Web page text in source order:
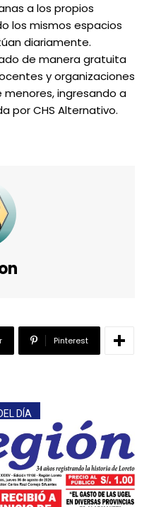
a los propios
los mismos espacios
diariamente.
de manera gratuita
y organizaciones
ingresando a
por CHS Alternativo.
Pinterest
DÍA